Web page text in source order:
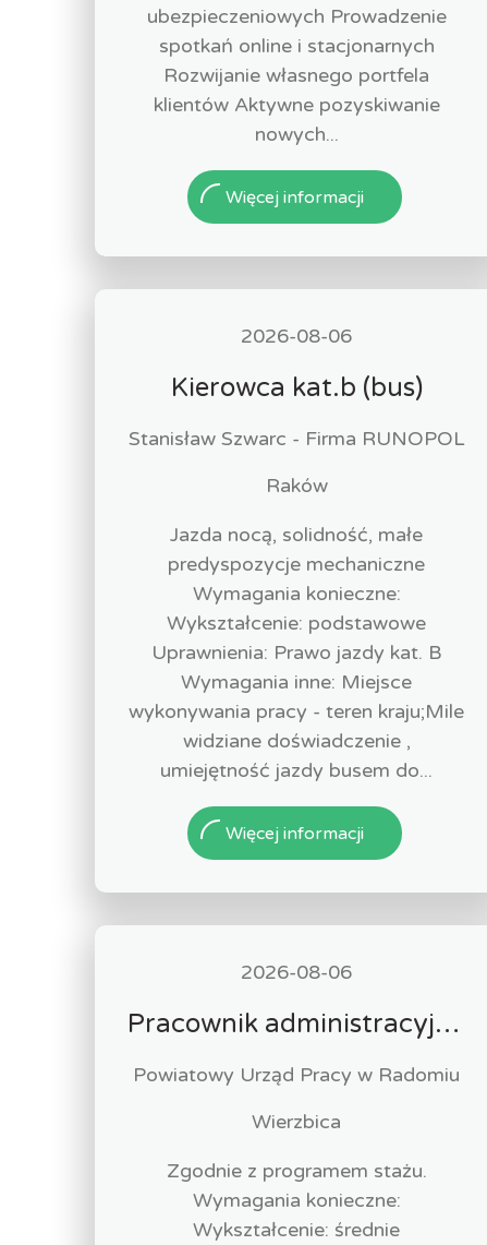
ubezpieczeniowych Prowadzenie
spotkań online i stacjonarnych
Rozwijanie własnego portfela
klientów Aktywne pozyskiwanie
nowych...
Więcej informacji
2026-08-06
Kierowca kat.b (bus)
Stanisław Szwarc - Firma RUNOPOL
Raków
Jazda nocą, solidność, małe
predyspozycje mechaniczne
Wymagania konieczne:
Wykształcenie: podstawowe
Uprawnienia: Prawo jazdy kat. B
Wymagania inne: Miejsce
wykonywania pracy - teren kraju;Mile
widziane doświadczenie ,
umiejętność jazdy busem do...
Więcej informacji
2026-08-06
Pracownik administracyjny (k/m)
Powiatowy Urząd Pracy w Radomiu
Wierzbica
Zgodnie z programem stażu.
Wymagania konieczne:
Wykształcenie: średnie